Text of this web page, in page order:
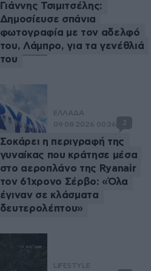
Γιάννης Τσιμιτσέλης:
Δημοσίευσε σπάνια
φωτογραφία με τον αδελφό
του, Λάμπρο, για τα γενέθλιά
του
ΕΛΛΑΔΑ
09·08·2026 00:36
2
Σοκάρει η περιγραφή της
γυναίκας που κράτησε μέσα
στο αεροπλάνο της Ryanair
τον 61χρονο Σέρβο: «Όλα
έγιναν σε κλάσματα
δευτερολέπτου»
LIFESTYLE